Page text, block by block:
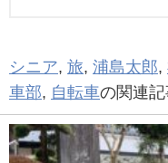
シニア, 旅, 浦島太郎,
車部, 自転車の関連